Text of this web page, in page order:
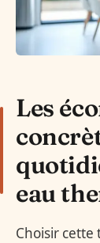
Les
eau
Choisir cette